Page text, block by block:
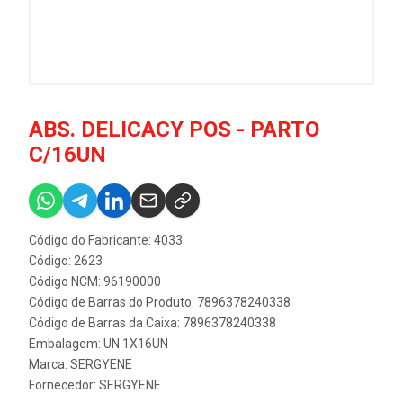
ABS. DELICACY POS - PARTO
C/16UN
Código do Fabricante: 4033
Código: 2623
Código NCM: 96190000
Código de Barras do Produto: 7896378240338
Código de Barras da Caixa: 7896378240338
Embalagem: UN 1X16UN
Marca: SERGYENE
Fornecedor: SERGYENE